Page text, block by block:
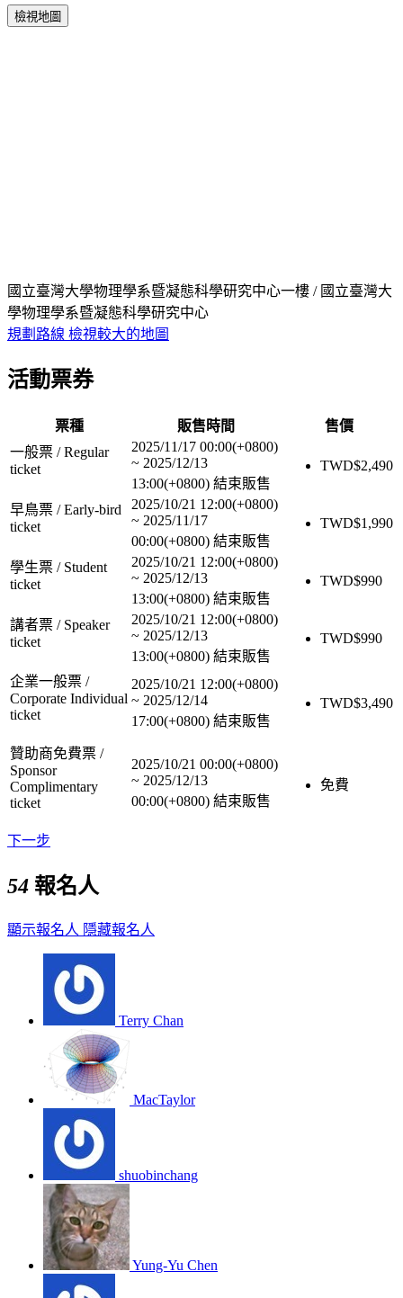
檢視地圖
國立臺灣大學物理學系暨凝態科學研究中心一樓 / 國立臺灣大
學物理學系暨凝態科學研究中心
規劃路線 檢視較大的地圖
活動票券
票種 販售時間
售價
一般票 / Regular
ticket
2025/11/17 00:00(+0800)
~ 2025/12/13
13:00(+0800) 結束販售
TWD$2,490
早鳥票 / Early-bird
ticket
2025/10/21 12:00(+0800)
~ 2025/11/17
00:00(+0800) 結束販售
TWD$1,990
學生票 / Student
ticket
2025/10/21 12:00(+0800)
~ 2025/12/13
13:00(+0800) 結束販售
TWD$990
講者票 / Speaker
ticket
2025/10/21 12:00(+0800)
~ 2025/12/13
13:00(+0800) 結束販售
TWD$990
企業一般票 /
Corporate Individual
ticket
2025/10/21 12:00(+0800)
~ 2025/12/14
17:00(+0800) 結束販售
TWD$3,490
贊助商免費票 /
Sponsor
Complimentary
ticket
2025/10/21 00:00(+0800)
~ 2025/12/13
00:00(+0800) 結束販售
免費
下一步
54 報名人
顯示報名人 隱藏報名人
Terry Chan
MacTaylor
shuobinchang
Yung-Yu Chen